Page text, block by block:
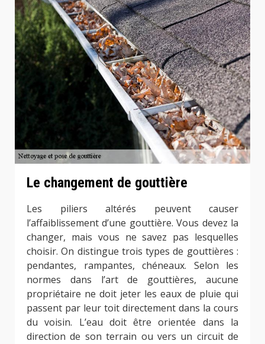
Le changement de gouttière
Les piliers altérés peuvent causer
l’affaiblissement d’une gouttière. Vous devez la
changer, mais vous ne savez pas lesquelles
choisir. On distingue trois types de gouttières :
pendantes, rampantes, chéneaux. Selon les
normes dans l’art de gouttières, aucune
propriétaire ne doit jeter les eaux de pluie qui
passent par leur toit directement dans la cours
du voisin. L’eau doit être orientée dans la
direction de son terrain ou vers un circuit de